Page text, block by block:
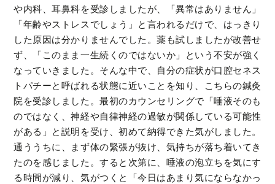
や内科、耳鼻科を受診しましたが、「異常はありません」
「年齢やストレスでしょう」と言われるだけで、はっきり
した原因は分かりませんでした。薬も試しましたが改善せ
ず、「このまま一生続くのではないか」という不安が強く
なっていきました。そんな中で、自分の症状が口腔セネス
トパチーと呼ばれる状態に近いことを知り、こちらの鍼灸
院を受診しました。最初のカウンセリングで「唾液そのも
のではなく、神経や自律神経の過敏が関係している可能性
がある」と説明を受け、初めて納得できた気がしました。
通ううちに、まず体の緊張が抜け、気持ちが落ち着いてき
たのを感じました。すると次第に、唾液の泡立ちを気にす
る時間が減り、気がつくと「今日はあまり気にならなかっ